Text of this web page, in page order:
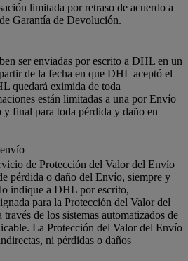
limitada por retraso de acuerdo a
Garantía de Devolución.
ser enviadas por escrito a DHL en un
de la fecha en que DHL aceptó el
quedará eximida de toda
están limitadas a una por Envío
final para toda pérdida y daño en
de Protección del Valor del Envío
pérdida o daño del Envío, siempre y
indique a DHL por escrito,
para la Protección del Valor del
de los sistemas automatizados de
La Protección del Valor del Envío
ni pérdidas o daños